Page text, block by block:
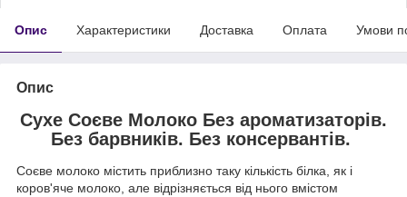
Опис Характеристики Доставка Оплата Умови
Опис
Сухе Соєве Молоко Без ароматизаторів.
Без барвників. Без консервантів.
Соєве молоко містить приблизно таку кількість білка, як і
коров'яче молоко, але відрізняється від нього вмістом